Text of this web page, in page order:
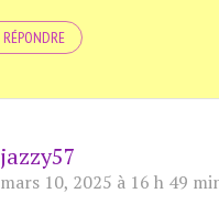
RÉPONDRE
jazzy57
mars 10, 2025 à 16 h 49